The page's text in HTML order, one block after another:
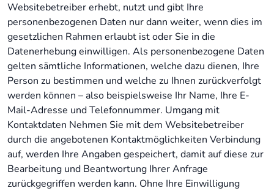
Websitebetreiber erhebt, nutzt und gibt Ihre
personenbezogenen Daten nur dann weiter, wenn dies im
gesetzlichen Rahmen erlaubt ist oder Sie in die
Datenerhebung einwilligen. Als personenbezogene Daten
gelten sämtliche Informationen, welche dazu dienen, Ihre
Person zu bestimmen und welche zu Ihnen zurückverfolgt
werden können – also beispielsweise Ihr Name, Ihre E-
Mail-Adresse und Telefonnummer. Umgang mit
Kontaktdaten Nehmen Sie mit dem Websitebetreiber
durch die angebotenen Kontaktmöglichkeiten Verbindung
auf, werden Ihre Angaben gespeichert, damit auf diese zur
Bearbeitung und Beantwortung Ihrer Anfrage
zurückgegriffen werden kann. Ohne Ihre Einwilligung